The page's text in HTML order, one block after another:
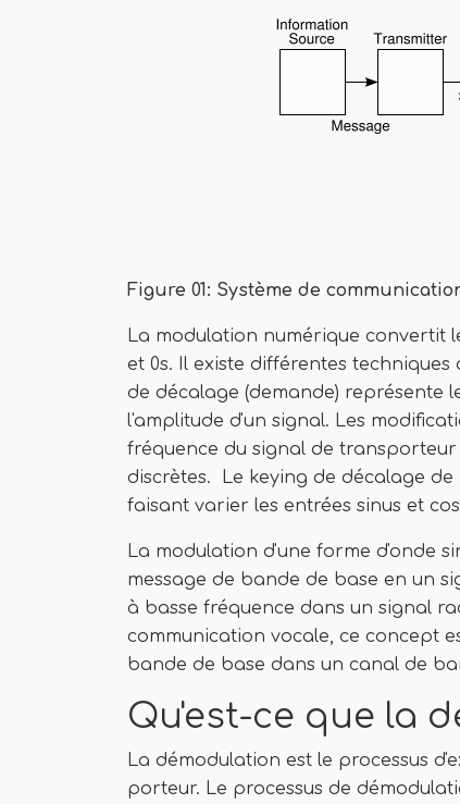
Figure 01: Système de
La modulation numérique convertit
et 0s. Il existe différentes
de décalage (demande) représente
l'amplitude d'un signal. Les
fréquence du signal de
discrètes. Le keying de décalage
faisant varier les entrées sinus et
La modulation d'une forme d'onde
message de bande de base en un
à basse fréquence dans un signal
communication vocale, ce concept
bande de base dans un canal de
Qu'est-ce que la
La démodulation est le processus
porteur. Le processus de